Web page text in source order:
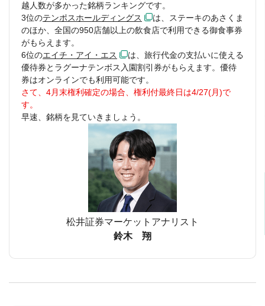
越人数が多かった銘柄ランキングです。
3位のテンポスホールディングス
は、ステーキのあさくま
のほか、全国の950店舗以上の飲食店で利用できる御食事券
がもらえます。
6位のエイチ・アイ・エス
は、旅行代金の支払いに使える
優待券とラグーナテンボス入園割引券がもらえます。優待
券はオンラインでも利用可能です。
さて、4月末権利確定の場合、権利付最終日は4/27(月)で
す。
早速、銘柄を見ていきましょう。
松井証券マーケットアナリスト
鈴木 翔